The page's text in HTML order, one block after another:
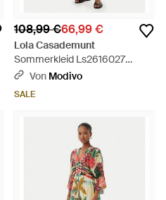
108,99 €66,99 €
Lola Casademunt
Sommerkleid Ls2616027
Regular Fit - Weiß
Von Modivo
SALE